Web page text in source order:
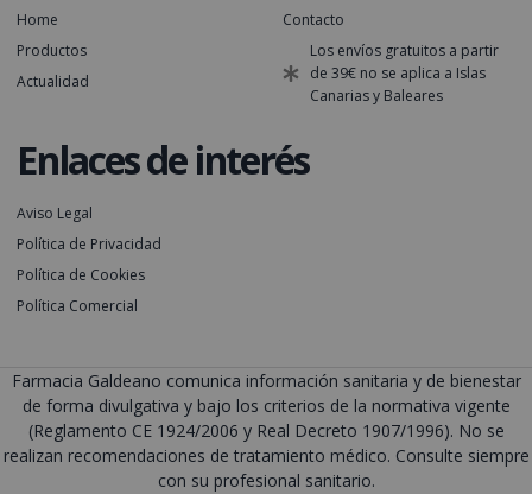
Home
Productos
Actualidad
Contacto
Los envíos gratuitos a partir
de 39€ no se aplica a Islas
Canarias y Baleares
Enlaces de interés
Aviso Legal
Política de Privacidad
Política de Cookies
Política Comercial
Farmacia Galdeano comunica información sanitaria y de bienestar
de forma divulgativa y bajo los criterios de la normativa vigente
(Reglamento CE 1924/2006 y Real Decreto 1907/1996). No se
realizan recomendaciones de tratamiento médico. Consulte siempre
con su profesional sanitario.